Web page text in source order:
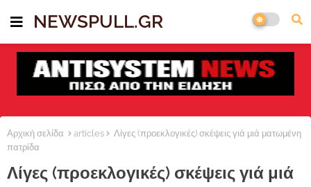
NEWSPULL.GR
Αρχική σελίδα articles
Λίγες (προεκλογικές) σκέψεις γιά μιά ματωμένη
πατρίδα
Λίγες (προεκλογικές) σκέψεις γιά μιά